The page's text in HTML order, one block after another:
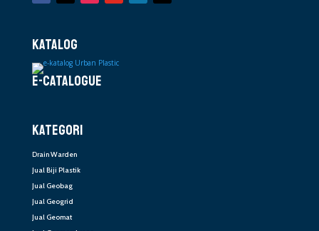
KATALOG
E-CATALOGUE
KATEGORI
Drain Warden
Jual Biji Plastik
Jual Geobag
Jual Geogrid
Jual Geomat